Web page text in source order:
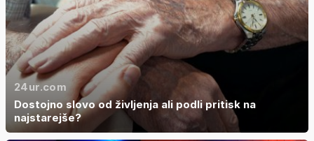
24ur.com
Dostojno slovo od življenja ali podli pritisk na
najstarejše?